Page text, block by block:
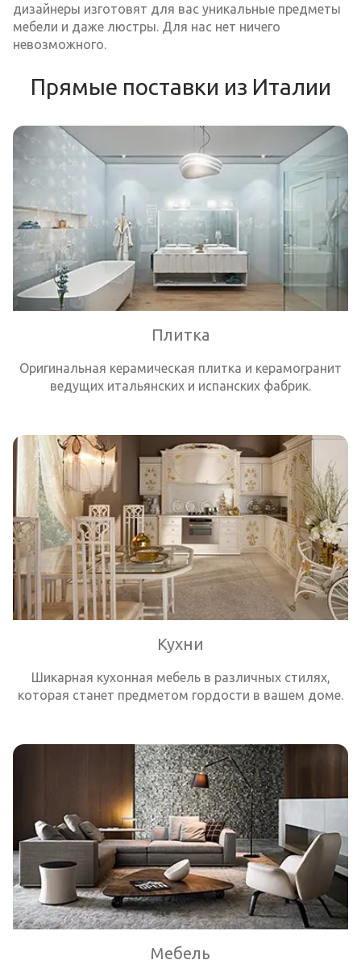
дизайнеры изготовят для вас уникальные предметы
мебели и даже люстры. Для нас нет ничего
невозможного.
Прямые поставки из Италии
Плитка
Оригинальная керамическая плитка и керамогранит
ведущих итальянских и испанских фабрик.
Кухни
Шикарная кухонная мебель в различных стилях,
которая станет предметом гордости в вашем доме.
Мебель